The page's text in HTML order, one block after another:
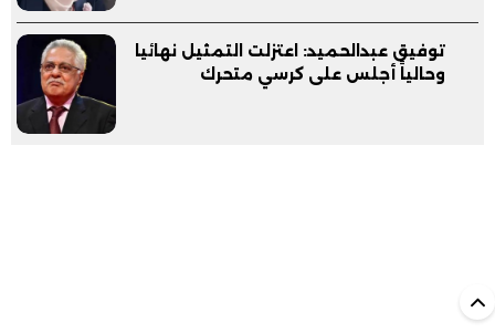
توفيق عبدالحميد: اعتزلت التمثيل نهائيا
وحالياً أجلس على كرسي متحرك